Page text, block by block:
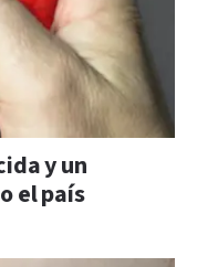
y un
el país